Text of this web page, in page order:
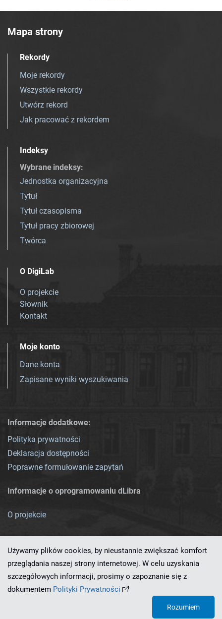
Mapa strony
Rekordy
Moje rekordy
Wszystkie rekordy
Utwórz rekord
Jak pracować z rekordem
Indeksy
Wybrane indeksy:
Jednostka organizacyjna
Tytuł
Tytuł czasopisma
Tytuł pracy zbiorowej
Twórca
O DigiLab
O projekcie
Słownik
Kontakt
Moje konto
Dane konta
Zapisane wyniki wyszukiwania
Informacje dodatkowe:
Polityka prywatności
Deklaracja dostępności
Poprawne formułowanie zapytań
Informacje o oprogramowaniu dLibra
O projekcie
Ten serwis działa dzięki oprogramowaniu
Używamy plików cookies, by nieustannie zwiększać komfort
przeglądania naszej strony internetowej. W celu uzyskania
szczegółowych informacji, prosimy o zapoznanie się z
dokumentem Polityki Prywatności
Rozumiem